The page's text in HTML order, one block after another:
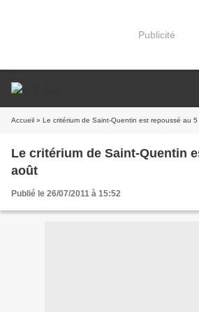
Publicité
Accueil » Le critérium de Saint-Quentin est repoussé au
Le critérium de Saint-Quentin
août
Publié le 26/07/2011 à 15:52